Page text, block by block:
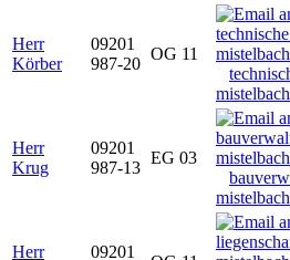
Herr
Körber
09201
987-20
OG 11
Herr
Krug
09201
987-13
EG 03
Herr
09201